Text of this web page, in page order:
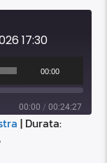
17:30
00:00
00:00 / 00:24:27
| Durata: